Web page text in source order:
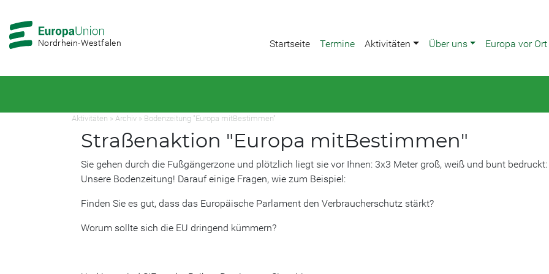
Hauptnavigation
Hauptbereich
Nordrhein-Westfalen Startseite Termine Aktivitäten Über uns Europa vor Ort
Aktivitäten » Archiv » Bodenzeitung "Europa mitBestimmen"
Straßenaktion "Europa mitBestimmen"
Sie gehen durch die Fußgängerzone und plötzlich liegt sie vor Ihnen: 3x3 Meter groß, weiß und bunt bedruckt:
Unsere Bodenzeitung! Darauf einige Fragen, wie zum Beispiel:
Finden Sie es gut, dass das Europäische Parlament den Verbraucherschutz stärkt?
Worum sollte sich die EU dringend kümmern?